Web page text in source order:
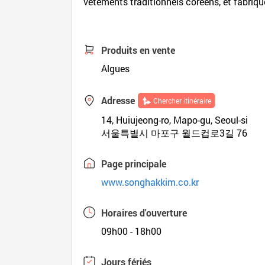
Produits en vente
Algues
Adresse Chercher itinéraire
14, Huiujeong-ro, Mapo-gu, Seoul-si
서울특별시 마포구 월드컵로3길 76
Page principale
www.songhakkim.co.kr
Horaires d'ouverture
09h00 - 18h00
Jours fériés